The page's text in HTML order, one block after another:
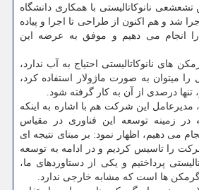
نانوکاتالیستی با همکاری دانشگاه
شد و هم اکنون از طراحی تا اجرا و پیاده
انجام می دهیم و موفق به عرضه این
های نانوکاتالیستی احتیاج به آب ندارد،
را میتوان به صورت ماژولار استفاده کرد،
تنها درصدی از آن به کار گرفته شود.
این شرکت هم با اشاره به اینکه
که در زمینه توسعه این فناوری در مقیاس
می دهیم، اظهار نمود: بر مبنای نتیجه ای
را تاسیس کردیم و در ادامه به توسعه
پرداختیم و یکی از دستاوردهای ما،
ها است که مشابه خارجی ندارد.